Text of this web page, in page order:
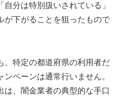
分は特別扱いされている」
が下がることを狙ったもので
、特定の都道府県の利用者だ
ペーンは通常行いません。
は、闇金業者の典型的な手口